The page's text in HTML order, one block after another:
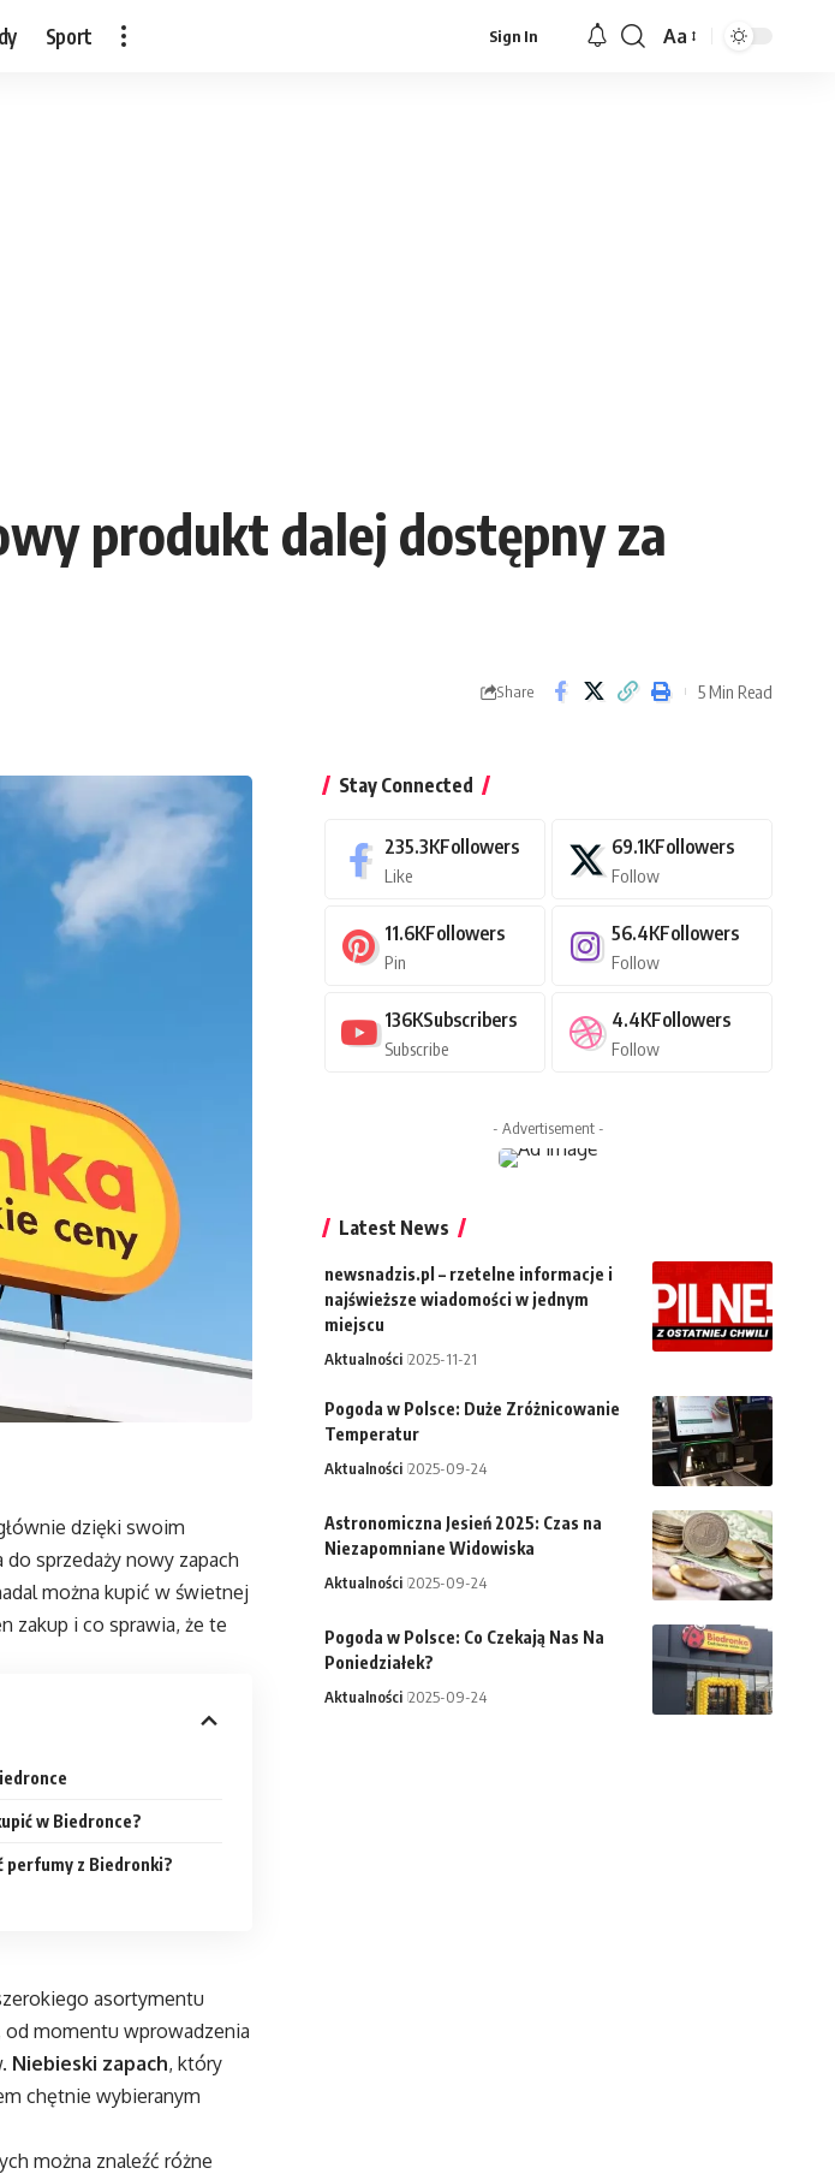
Sport Sign In
Font
Aa
produkt dalej dostępny za
Share 5 Min Read
dzięki swoim
sprzedaży nowy zapach
można kupić w świetnej
zakup i co sprawia, że te
w Biedronce?
perfumy z Biedronki?
asortymentu
od momentu wprowadzenia
Niebieski zapach, który
chętnie wybieranym
można znaleźć różne
Stay Connected
235.3KFollowers
Like
69.1KFollowers
Follow
11.6KFollowers
Pin
56.4KFollowers
Follow
136KSubscribers
Subscribe
4.4KFollowers
Follow
- Advertisement -
Latest News
newsnadzis.pl – rzetelne informacje i
najświeższe wiadomości w jednym
miejscu
Aktualności 2025-11-21
Pogoda w Polsce: Duże Zróżnicowanie
Temperatur
Aktualności 2025-09-24
Astronomiczna Jesień 2025: Czas na
Niezapomniane Widowiska
Aktualności 2025-09-24
Pogoda w Polsce: Co Czekają Nas Na
Poniedziałek?
Aktualności 2025-09-24